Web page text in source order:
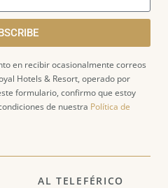
en recibir ocasionalmente correos
Hotels & Resort, operado por
formulario, confirmo que estoy
de nuestra Política de
AL TELEFÉRICO